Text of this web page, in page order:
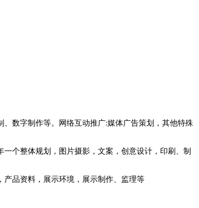
数字制作等。网络互动推广:媒体广告策划，其他特殊
个整体规划，图片摄影，文案，创意设计，印刷、制
品资料，展示环境，展示制作、监理等